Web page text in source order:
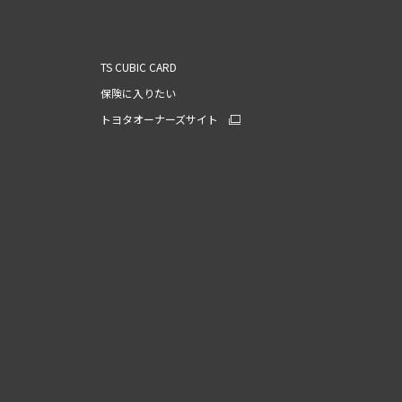
TS CUBIC CARD
保険に入りたい
トヨタオーナーズサイト